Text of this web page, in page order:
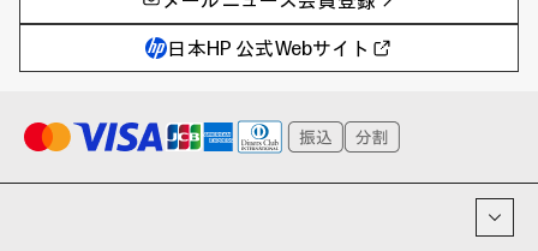
教育とテクノロジー
ハイブリッドワーク
プリンター
AIワークステーション
Poly
WXP（DEXツール）
タグ一覧
日本HP 公式Webサイト